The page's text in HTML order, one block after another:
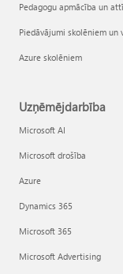
Pedagogu apmācība un
Piedāvājumi skolēniem un
Azure skolēniem
Uzņēmējdarbība
Microsoft AI
Microsoft drošība
Azure
Dynamics 365
Microsoft 365
Microsoft Advertising